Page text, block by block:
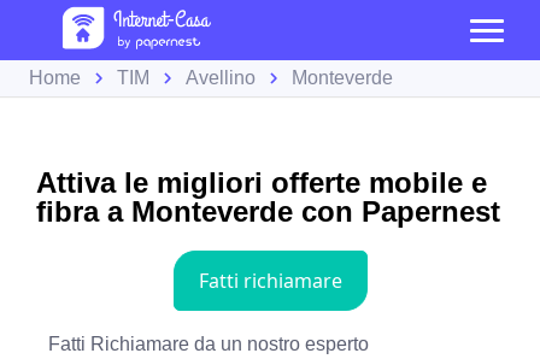
Home TIM Avellino Monteverde